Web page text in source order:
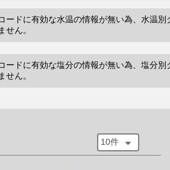
ードに有効な水温の情報が無い為、水温別
せん。
ードに有効な塩分の情報が無い為、塩分別
せん。
10件